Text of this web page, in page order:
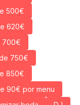
500€
620€
700€
750€
850€
90€ por menu